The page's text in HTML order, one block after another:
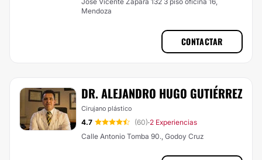
Mendoza
CONTACTAR
DR. ALEJANDRO HUGO GUTIÉRREZ
Cirujano plástico
4.7 (60)·2 Experiencias
Calle Antonio Tomba 90., Godoy Cruz